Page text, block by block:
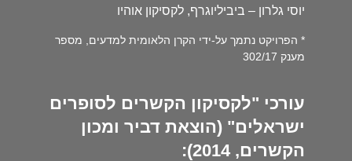
יוסי גלרון – ביביליוגרף, לקסיקון אוהיו
* הפרויקט נתמך על-ידי הקרן הלאומית למדעים, מספר
מענק 302/17
עורכי "לקסיקון הקשרים לסופרים
ישראלים" (הוצאת דביר ומכון
הקשרים, 2014):